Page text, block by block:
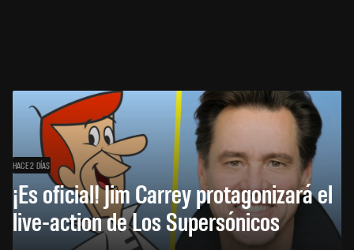
HACE 2 DÍAS
¡Es oficial! Jim Carrey protagonizará el
live-action de Los Supersónicos